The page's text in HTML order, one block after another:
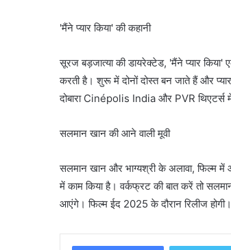
'मैंने प्यार किया' की कहानी
सूरज बड़जात्या की डायरेक्टेड, 'मैंने प्यार किया'
करती है। शुरू में दोनों दोस्त बन जाते हैं और
दोबारा Cinépolis India और PVR थिएटर्स में
सलमान खान की आने वाली मूवी
सलमान खान और भाग्यश्री के अलावा, फिल्म में
में काम किया है। वर्कफ्रट की बात करें तो
आएंगे। फिल्म ईद 2025 के दौरान रिलीज होगी।